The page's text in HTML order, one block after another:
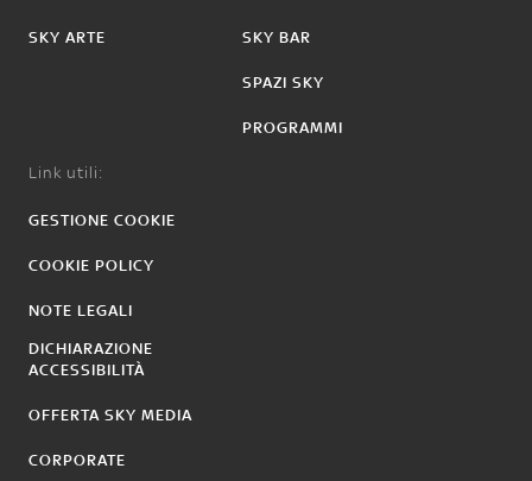
SKY ARTE SKY BAR
SPAZI SKY
PROGRAMMI
Link utili:
GESTIONE COOKIE
COOKIE POLICY
NOTE LEGALI
DICHIARAZIONE
ACCESSIBILITÀ
OFFERTA SKY MEDIA
CORPORATE